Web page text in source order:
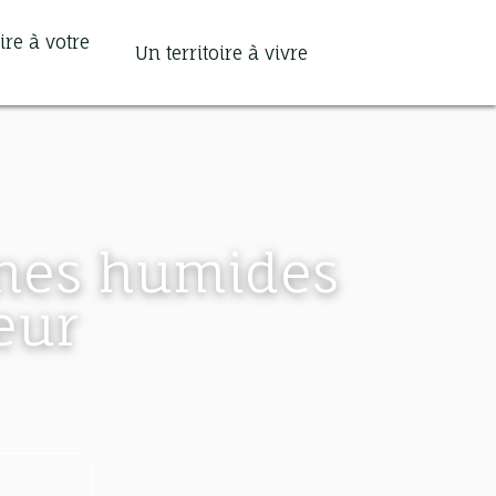
à votre
Un territoire à vivre
humides